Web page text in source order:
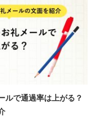
ルで通過率は上がる？